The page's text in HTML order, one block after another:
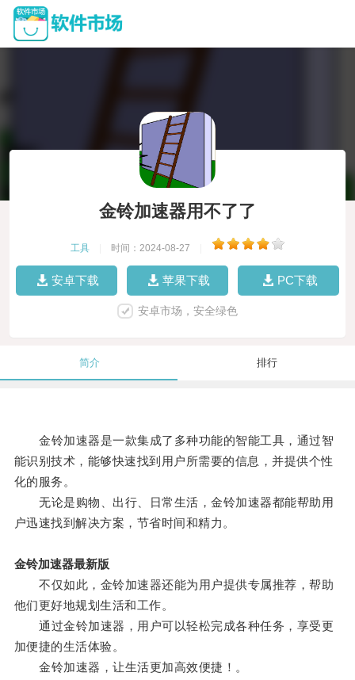
金铃加速器用不了了
工具 时间：2024-08-27
安卓下载 苹果下载 PC下载
安卓市场，安全绿色
简介 排行
金铃加速器是一款集成了多种功能的智能工具，通过智
能识别技术，能够快速找到用户所需要的信息，并提供个性
化的服务。
无论是购物、出行、日常生活，金铃加速器都能帮助用
户迅速找到解决方案，节省时间和精力。
金铃加速器最新版
不仅如此，金铃加速器还能为用户提供专属推荐，帮助
他们更好地规划生活和工作。
通过金铃加速器，用户可以轻松完成各种任务，享受更
加便捷的生活体验。
金铃加速器，让生活更加高效便捷！。